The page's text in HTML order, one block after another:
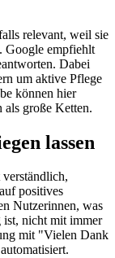
relevant, weil sie
Google empfiehlt
Dabei
um aktive Pflege
können hier
als große Ketten.
lassen
positives
Nutzerinnen, was
ist, nicht mit immer
mit "Vielen Dank